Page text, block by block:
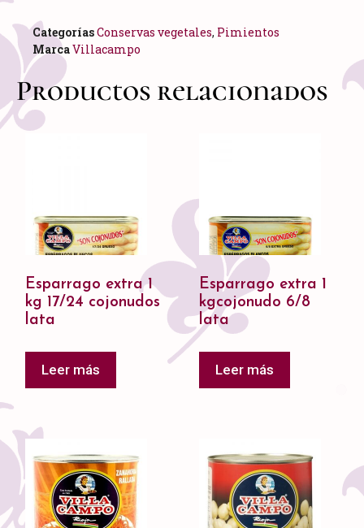
CategoríasConservas vegetales, Pimientos
MarcaVillacampo
Productos relacionados
Esparrago extra 1
kg 17/24 cojonudos
lata
Leer más
Esparrago extra 1
kgcojonudo 6/8
lata
Leer más